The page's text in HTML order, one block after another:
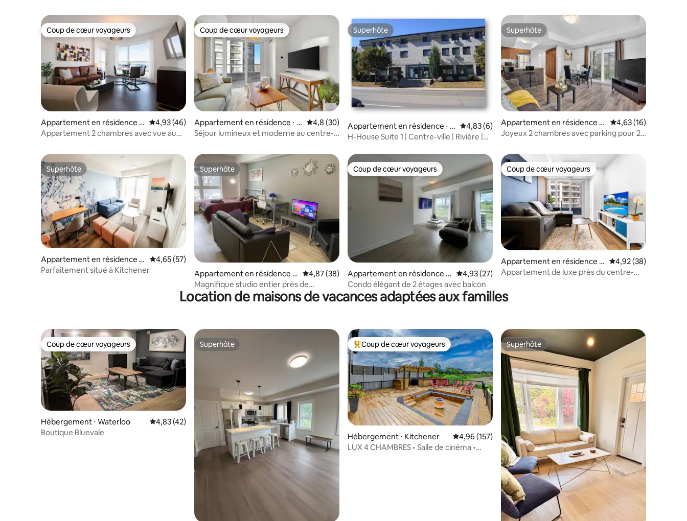
Coup de cœur voyageurs
Coup de cœur voyageurs
Appartement en résidence ⋅
Kitchener
Évaluation moyenne sur la base de 46 commentaires : 4,93 sur 5
4,93 (46)
Appartement 2 chambres avec vue au
Coup de cœur voyageurs
Coup de cœur voyageurs
Appartement en résidence ⋅ K
itchener
Évaluation moyenne sur la base de 30 commentaires : 4,8 sur 5
4,8 (30)
Séjour lumineux et moderne au centre-
Superhôte
Superhôte
Appartement en résidence ⋅ C
ambridge
Évaluation moyenne sur la base de 6 commentaires : 4,83 sur 5
4,83 (6)
H-House Suite 1 | Centre-ville | Rivière |
Superhôte
Superhôte
Appartement en résidence ⋅
Kitchener
Évaluation moyenne
4,63 (16)
Joyeux 2 chambres avec parking pour 2,
Superhôte
Superhôte
Appartement en résidence ⋅
Kitchener
Évaluation moyenne sur la base de 57 commentaires : 4,65 sur 5
4,65 (57)
Parfaitement situé à Kitchener
Superhôte
Superhôte
Appartement en résidence ⋅
Waterloo
Évaluation moyenne sur la base de 38 commentaires : 4,87 sur 5
4,87 (38)
Magnifique studio entier près de
UW/WLU - Géré par un professionnel
Coup de cœur voyageurs
Coup de cœur voyageurs
Appartement en résidence ⋅
Kitchener
Évaluation moyenne sur la base de 27 commentaires : 4,93 sur 5
4,93 (27)
Condo élégant de 2 étages avec balcon
Coup de cœur voyageurs
Coup de cœur voyageurs
Appartement en résidence ⋅
Kitchener
Évaluation moyenne
4,92 (38)
Appartement de luxe près du centre-
Location de maisons de vacances adaptées aux familles
Coup de cœur voyageurs
Coup de cœur voyageurs
Hébergement ⋅ Waterloo Évaluation moyenne sur la base de 42 commentaires : 4,83 sur 5
4,83 (42)
Boutique Bluevale
Superhôte
Superhôte Coups de cœur voyageurs les plus appréciés
Coup de cœur voyageurs
Hébergement ⋅ Kitchener Évaluation moyenne sur la base de 157 commentaires : 4,96 sur 5
4,96 (157)
LUX 4 CHAMBRES • Salle de cinéma •
Superhôte
Superhôte